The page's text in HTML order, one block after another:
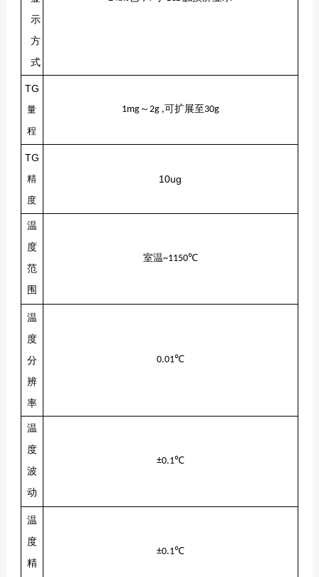
示
方
式
TG
量
程
1mg～ 2g ,可扩展至 30g
TG
精
度
10ug
温
度
范
围
室温~1150℃
温
度
分
辨
率
0.01℃
温
度
波
动
±0.1℃
温
度
精
±0.1℃